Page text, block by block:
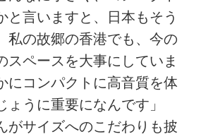
と言いますと、日本もそう
私の故郷の香港でも、今の
スペースを大事にしていま
にコンパクトに高音質を体
ょうに重要になんです」
がサイズへのこだわりも披